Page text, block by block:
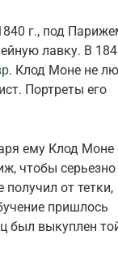
г., под
лавку. В
. Клод Моне не
Портреты его
ему Клод Моне
чтобы серьезно
от тетки,
пришлось
был выкуплен